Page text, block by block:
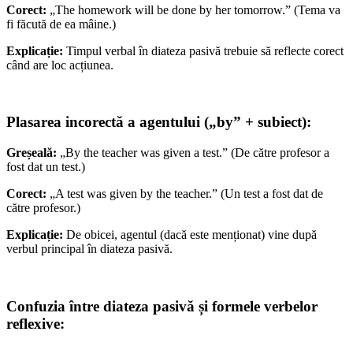
Corect: „The homework will be done by her tomorrow.” (Tema va
fi făcută de ea mâine.)
Explicație: Timpul verbal în diateza pasivă trebuie să reflecte corect
când are loc acțiunea.
Plasarea incorectă a agentului („by” + subiect):
Greșeală: „By the teacher was given a test.” (De către profesor a
fost dat un test.)
Corect: „A test was given by the teacher.” (Un test a fost dat de
către profesor.)
Explicație: De obicei, agentul (dacă este menționat) vine după
verbul principal în diateza pasivă.
Confuzia între diateza pasivă și formele verbelor
reflexive: